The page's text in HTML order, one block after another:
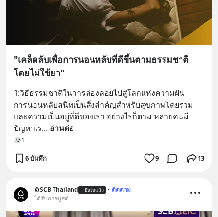
"เคล็ดลับเพื่อการนอนหลับที่ดีขึ้นตามธรรมชาติ
โดยไม่ใช้ยา"
1:วิธีธรรมชาติในการล่องลอยไปสู่โลกแห่งความฝัน
การนอนหลับสนิทเป็นสิ่งสำคัญสำหรับสุขภาพโดยรวม
และความเป็นอยู่ที่ดีของเรา อย่างไรก็ตาม หลายคนมี
ปัญหาเร... อ่านต่อ
1
6 บันทึก 9 13
SCB Thailand ยืนยันแล้ว • ติดตาม
ได้รับการบูสต์